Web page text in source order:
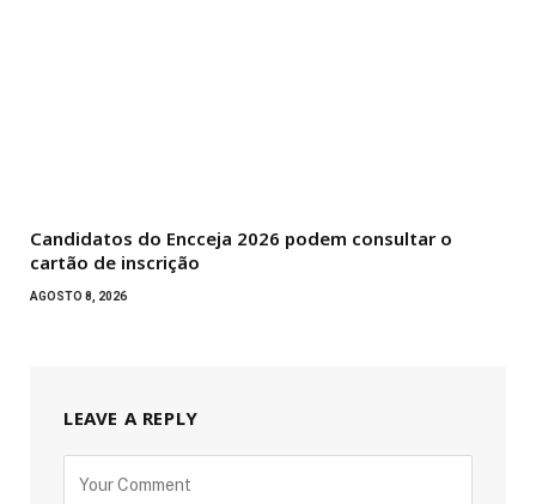
Candidatos do Encceja 2026 podem consultar o
cartão de inscrição
AGOSTO 8, 2026
LEAVE A REPLY